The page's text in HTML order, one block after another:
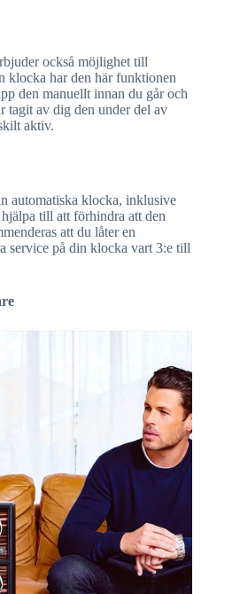
också möjlighet till
klocka har den här funktionen
den manuellt innan du går och
tagit av dig den underdel av
aktiv.
automatiska klocka, inklusive
till att förhindra att den
att du låter en
service på din klocka vart 3:e till